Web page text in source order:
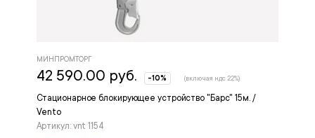
Стационарное блокирующее устройство "Барс" 15м. /
Vento
Артикул: vnt 1154
МИНПРОМТОРГ
42 590.00 руб. -10% (включая ндс 22%)